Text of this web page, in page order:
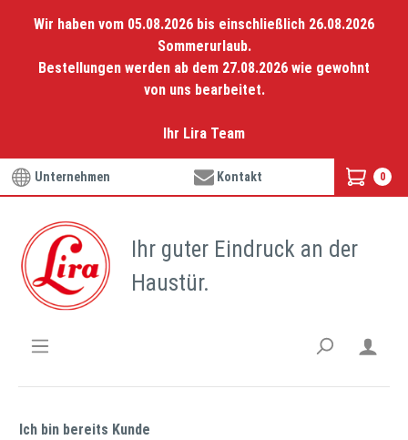
Wir haben vom 05.08.2026 bis einschließlich 26.08.2026
Sommerurlaub.
Bestellungen werden ab dem 27.08.2026 wie gewohnt
von uns bearbeitet.
Ihr Lira Team
Unternehmen Kontakt 0
Ihr guter Eindruck an der
Haustür.
Ich bin bereits Kunde